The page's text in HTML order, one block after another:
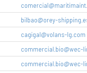
bilbao@orey-
cagigal@volans-lg.com
commercial.bio@wec-
commercial.bio@wec-